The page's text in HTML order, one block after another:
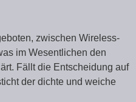
zwischen Wireless-
im Wesentlichen den
Fällt die Entscheidung auf
der dichte und weiche